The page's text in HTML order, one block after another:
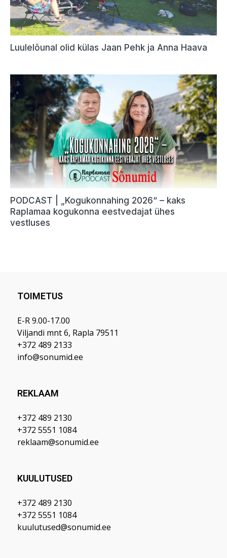
TOIMETUS
E-R 9.00-17.00
Viljandi mnt 6, Rapla 79511
+372 489 2133
info@sonumid.ee
REKLAAM
+372 489 2130
+372 5551 1084
reklaam@sonumid.ee
KUULUTUSED
+372 489 2130
+372 5551 1084
kuulutused@sonumid.ee